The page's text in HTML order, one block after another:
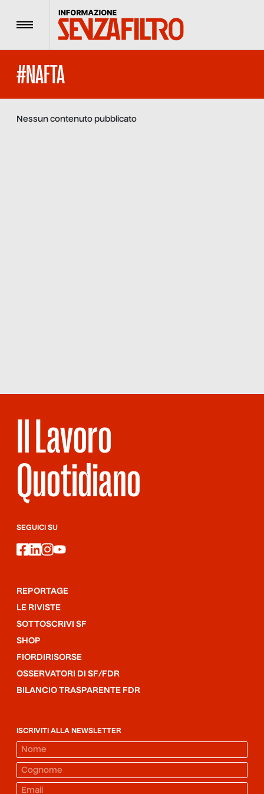
Menu
#NAFTA
Nessun contenuto pubblicato
Il Lavoro
Quotidiano
SEGUICI SU
facebook
linkedin
instagram
youtube
REPORTAGE
LE RIVISTE
SOTTOSCRIVI SF
SHOP
FIORDIRISORSE
OSSERVATORI DI SF/FDR
BILANCIO TRASPARENTE FDR
ISCRIVITI ALLA NEWSLETTER